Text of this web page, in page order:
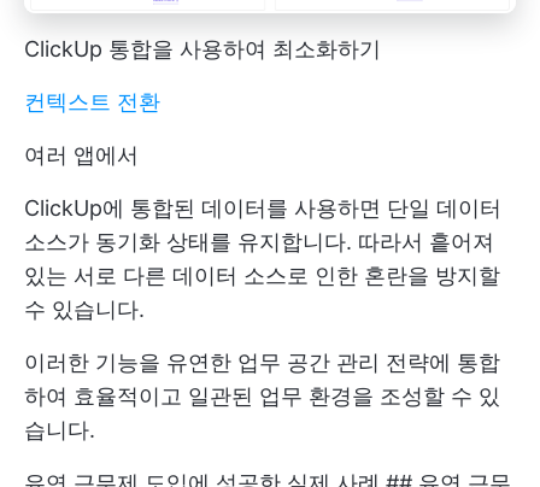
ClickUp 통합을 사용하여 최소화하기
컨텍스트 전환
여러 앱에서
ClickUp에 통합된 데이터를 사용하면 단일 데이터
소스가 동기화 상태를 유지합니다. 따라서 흩어져
있는 서로 다른 데이터 소스로 인한 혼란을 방지할
수 있습니다.
이러한 기능을 유연한 업무 공간 관리 전략에 통합
하여 효율적이고 일관된 업무 환경을 조성할 수 있
습니다.